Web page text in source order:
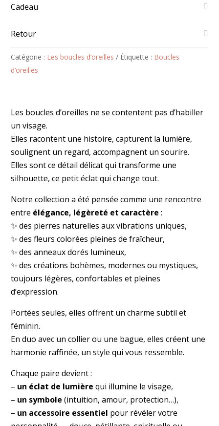
bleu
Cadeau
Retour
Catégorie : Les boucles d’oreilles Étiquette : Boucles
d’oreilles
Les boucles d’oreilles ne se contentent pas d’habiller
un visage.
Elles racontent une histoire, capturent la lumière,
soulignent un regard, accompagnent un sourire.
Elles sont ce détail délicat qui transforme une
silhouette, ce petit éclat qui change tout.
Notre collection a été pensée comme une rencontre
entre élégance, légèreté et caractère :
✨ des pierres naturelles aux vibrations uniques,
✨ des fleurs colorées pleines de fraîcheur,
✨ des anneaux dorés lumineux,
✨ des créations bohèmes, modernes ou mystiques,
toujours légères, confortables et pleines
d’expression.
Portées seules, elles offrent un charme subtil et
féminin.
En duo avec un collier ou une bague, elles créent une
harmonie raffinée, un style qui vous ressemble.
Chaque paire devient :
– un éclat de lumière qui illumine le visage,
– un symbole (intuition, amour, protection…),
– un accessoire essentiel pour révéler votre